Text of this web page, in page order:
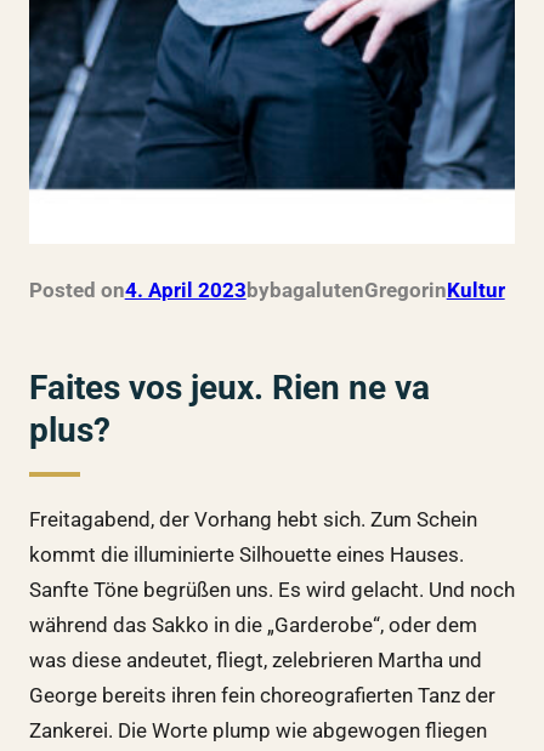
Posted on4. April 2023bybagalutenGregorinKultur
Faites vos jeux. Rien ne va
plus?
Freitagabend, der Vorhang hebt sich. Zum Schein
kommt die illuminierte Silhouette eines Hauses.
Sanfte Töne begrüßen uns. Es wird gelacht. Und noch
während das Sakko in die „Garderobe“, oder dem
was diese andeutet, fliegt, zelebrieren Martha und
George bereits ihren fein choreografierten Tanz der
Zankerei. Die Worte plump wie abgewogen fliegen